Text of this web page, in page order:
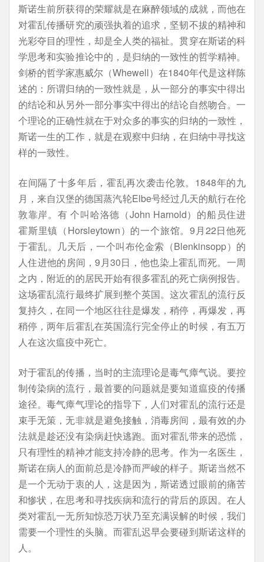
斯诺生前所获得的荣耀就是在麻醉领域的成就，而他在
对霍乱传播研究的顽强执着的追求，坚韧不拔的精神和
光彩夺目的理性，却是全人类的福祉。贯穿在斯诺的科
学思考和实验推论中的，是归纳的一致性的哲学精神。
剑桥的哲学家惠威尔（Whewell）在1840年代是这样陈
述的：所谓归纳的一致性就是，从一部分的事实中得出
的结论和从另外一部分事实中得出的结论自然吻合。一
个理论的正确性就在于对众多的事实的归纳的一致性，
斯诺一生的工作，就是在观察中归纳，在归纳中寻找这
样的一致性。
在间隔了十多年后，霍乱再次袭击伦敦。1848年的九
月，来自汉堡的德国蒸汽轮Elbe号经过几天的航行在伦
敦靠岸。有 个叫哈洛德（John Harnold）的船员住进
霍斯里镇（Horsleytown）的一个旅馆。9月22日他死
于霍乱。几天后，一个叫布伦金索（Blenkinsopp）的
人住进他的房间，9月30日，他也染上霍乱而死。一周
之内，附近的的居民开始有很多霍乱的死亡病例报告。
这场霍乱流行最终扩展到整个英国。这次霍乱的流行反
复持久，在同一个地区往往是爆发，稍停，再爆发，再
稍停，两年后霍乱在英国流行完全停止的时候，有五万
人在这次瘟疫中死亡。
对于霍乱的传播，当时的主流理论是毒气瘴气说。要控
制传染病的流行，最首要的问题就是要知道瘟疫的传播
途径。毒气瘴气理论的指导下，人们对霍乱的流行还是
束手无策，无非就是避免接触，消毒房间，最有效的办
法就是趁还没有染病赶快逃跑。面对霍乱带来的恐慌，
只有理性的精神才能支持冷静的思考。作为一名医生，
斯诺在病人的面前总是冷静而严峻的样子。斯诺当然不
是一个无动于衷的人，这是因为，斯诺透过眼前的痛苦
和惨状，在思考和寻找疾病和流行的背后的原因。在人
类对霍乱一无所知惊恐万状乃至充满误解的时候，我们
需要一个理性的头脑。而霍乱迟早会要碰到斯诺这样的
人。